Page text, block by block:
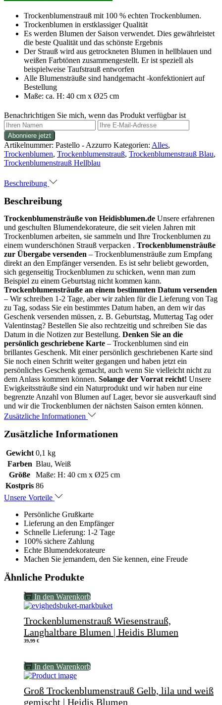
Trockenblumenstrauß mit 100 % echten Trockenblumen.
Trockenblumen in erstklassiger Qualität
Es werden Blumen der Saison verwendet. Dies gewährleistet
die beste Qualität und das schönste Ergebnis
Der Strauß wird aus getrockneten Blumen in hellblauen und
weißen Farbtönen zusammengestellt. Er ist speziell als
beispielweise Taufstrauß entworfen
Alle Blumensträuße sind handgemacht -konfektioniert auf
Bestellung
Maße: ca. H: 40 cm x Ø25 cm
Benachrichtigen Sie mich, wenn das Produkt verfügbar ist
Artikelnummer: Pastello - Azzurro Kategorien: Alles,
Trockenblumen, Trockenblumenstrauß, Trockenblumenstrauß Blau,
Trockenblumenstrauß Hellblau
Beschreibung
Beschreibung
Trockenblumensträuße von Heidisblumen.de Unsere erfahrenen
und geschulten Blumendekorateure, die seit vielen Jahren mit
Trockenblumen arbeiten, sie sammeln und Ihre Trockenblumen zu
einem wunderschönen Strauß verpacken . Trockenblumensträuße
zur Übergabe versenden – Trockenblumensträuße zum Empfang
direkt an den Empfänger versenden. Es ist sehr beliebt geworden,
sich gegenseitig Trockenblumen zu schicken, wenn man zum
Beispiel zu einem Geburtstag nicht kommen kann.
Trockenblumensträuße an einem bestimmten Datum versenden
– Wir schreiben 1-2 Tage, aber wir zahlen für die Lieferung von Tag
zu Tag, sodass Sie ein bestimmtes Datum haben, an dem wir das
Geschenk versenden müssen, z. B. Geburtstag, Muttertag Tag oder
Valentinstag? Bestellen Sie also rechtzeitig und schreiben Sie das
Datum in die Notizen zur Bestellung. Denken Sie an die
persönlich geschriebene Karte – Trockenblumen sind ein
brillantes Geschenk. Mit einer persönlich geschriebenen Karte sind
Sie noch einen Schritt weiter gegangen und haben jetzt ein
persönliches Geschenk gemacht, auch wenn Sie vielleicht nicht zu
dem Anlass kommen können. Solange der Vorrat reicht! Unsere
Ewigkeitssträuße sind ein Naturprodukt und wir haben nur eine
begrenzte Anzahl von Blumen auf Lager, bevor sie ausverkauft sind
und wir die Trockenblumen der nächsten Saison ernten können.
Zusätzliche Informationen
Zusätzliche Informationen
Gewicht 0,1 kg
Farben Blau, Weiß
Größe
Maße: H: 40 cm x Ø25 cm
Kostpris 86
Unsere Vorteile
Persönliche Grußkarte
Lieferung an den Empfänger
Schnelle Lieferung: 1-2 Tage
100% sichere Zahlung
Echte Blumendekorateure
Machen Sie jemandem, den Sie kennen, eine Freude
Ähnliche Produkte
In den Warenkorb
Trockenblumenstrauß Wiesenstrauß,
Langhaltbare Blumen | Heidis Blumen
39,99 €
In den Warenkorb
Groß Trockenblumenstrauß Gelb, lila und weiß
gemischt | Heidis Blumen